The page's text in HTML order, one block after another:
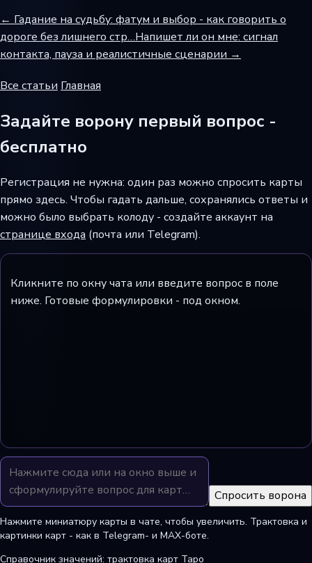
← Гадание на судьбу: фатум и выбор - как говорить о
дороге без лишнего стр…Напишет ли он мне: сигнал
контакта, пауза и реалистичные сценарии →
Все статьи Главная
Задайте ворону первый вопрос -
бесплатно
Регистрация не нужна: один раз можно спросить карты
прямо здесь. Чтобы гадать дальше, сохранялись ответы и
можно было выбрать колоду - создайте аккаунт на
странице входа (почта или Telegram).
Кликните по окну чата или введите вопрос в поле
ниже. Готовые формулировки - под окном.
Спросить ворона
Нажмите миниатюру карты в чате, чтобы увеличить. Трактовка и
картинки карт - как в Telegram- и MAX-боте.
Справочник значений: трактовка карт Таро